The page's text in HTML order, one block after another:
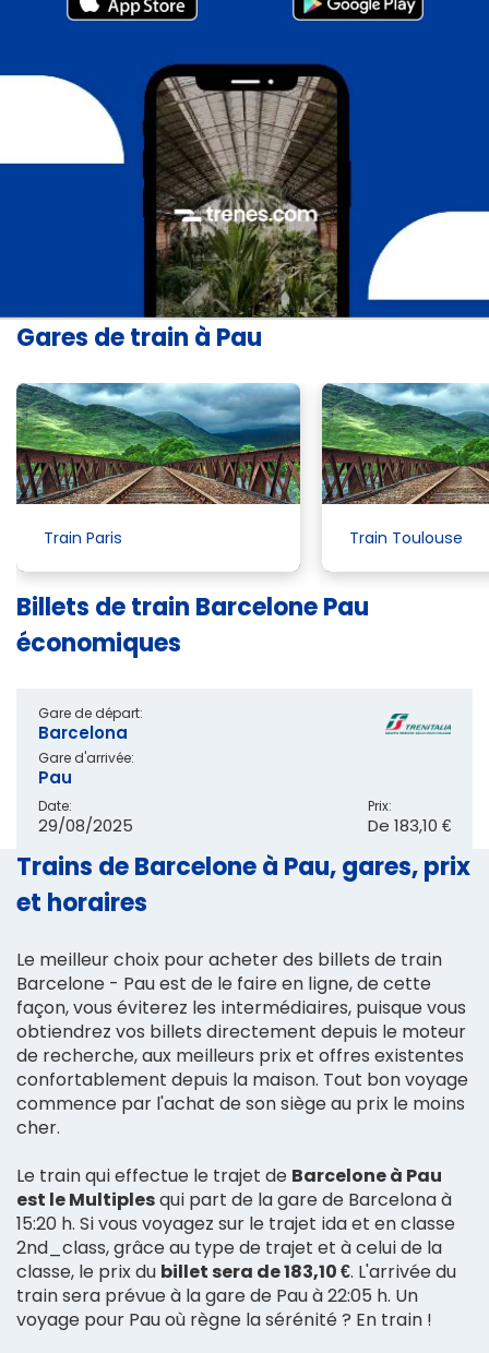
Gares de train à Pau
Train Paris Train Toulouse
Billets de train Barcelone Pau
économiques
Gare de départ:
Barcelona
Gare d'arrivée:
Pau
Date:
29/08/2025
Prix:
De 183,10 €
Trains de Barcelone à Pau, gares, prix
et horaires
Le meilleur choix pour acheter des billets de train
Barcelone - Pau est de le faire en ligne, de cette
façon, vous éviterez les intermédiaires, puisque vous
obtiendrez vos billets directement depuis le moteur
de recherche, aux meilleurs prix et offres existentes
confortablement depuis la maison. Tout bon voyage
commence par l'achat de son siège au prix le moins
cher.
Le train qui effectue le trajet de Barcelone à Pau
est le Multiplesqui part de la gare de Barcelona à
15:20 h. Si vous voyagez sur le trajet ida et en classe
2nd_class, grâce au type de trajet et à celui de la
classe, le prix du billet sera de 183,10 €. L'arrivée du
train sera prévue à la gare de Pau à 22:05 h. Un
voyage pour Pau où règne la sérénité ? En train !